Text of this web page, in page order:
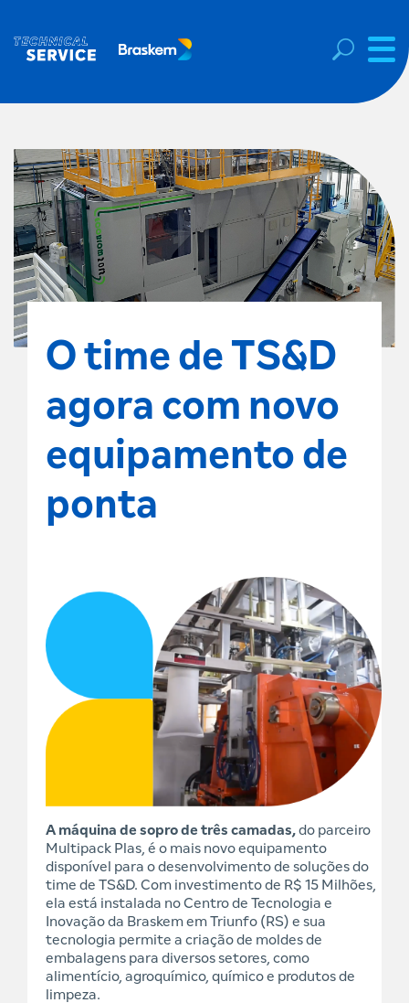
O time de TS&D
agora com novo
equipamento de
ponta
A máquina de sopro de três camadas,do parceiro
Multipack Plas, é o mais novo equipamento
disponível para o desenvolvimento de soluções do
time de TS&D. Com investimento de R$ 15 Milhões,
ela está instalada no Centro de Tecnologia e
Inovação da Braskem em Triunfo (RS) e sua
tecnologia permite a criação de moldes de
embalagens para diversos setores, como
alimentício, agroquímico, químico e produtos de
limpeza.